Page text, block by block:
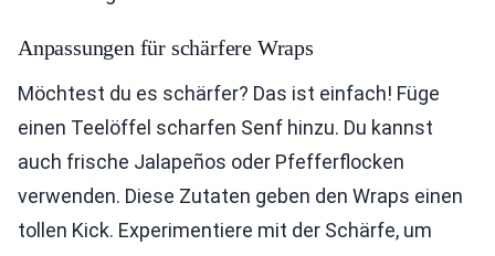
Anpassungen für schärfere Wraps
Möchtest du es schärfer? Das ist einfach! Füge
einen Teelöffel scharfen Senf hinzu. Du kannst
auch frische Jalapeños oder Pfefferflocken
verwenden. Diese Zutaten geben den Wraps einen
tollen Kick. Experimentiere mit der Schärfe, um